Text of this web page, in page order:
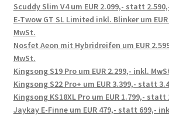
Scuddy Slim V4 um EUR 2.099,- statt
E-Twow GT SL Limited inkl. Blinker um
MwSt.
Nosfet Aeon mit Hybridreifen um EUR
MwSt.
Kingsong S19 Pro um EUR 2.299,- inkl.
Kingsong S22 Pro+ um EUR 3.399,- statt
Kingsong KS18XL Pro um EUR 1.799,-
Jaykay E-Finne um EUR 479,- statt 699,-